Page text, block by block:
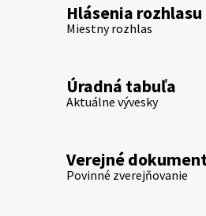
Hlásenia rozhlasu
Miestny rozhlas
Úradná tabuľa
Aktuálne vývesky
Verejné
Povinné zverejňovanie